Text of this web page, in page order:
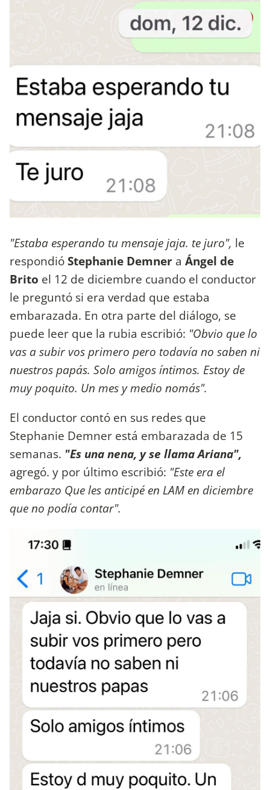
"Estaba esperando tu mensaje jaja. te juro", le
respondióStephanie Demner a Ángel de
Brito el 12 de diciembre cuando el conductor
le preguntó si era verdad que estaba
embarazada. En otra parte del diálogo, se
puede leer que la rubia escribió: "Obvio que lo
vas a subir vos primero pero todavía no saben ni
nuestros papás. Solo amigos íntimos. Estoy de
muy poquito. Un mes y medio nomás".
El conductor contó en sus redes que
Stephanie Demner está embarazada de 15
semanas. "Es una nena, y se llama Ariana",
agregó. y por último escribió: "Este era el
embarazo Que les anticipé en LAM en diciembre
que no podía contar".